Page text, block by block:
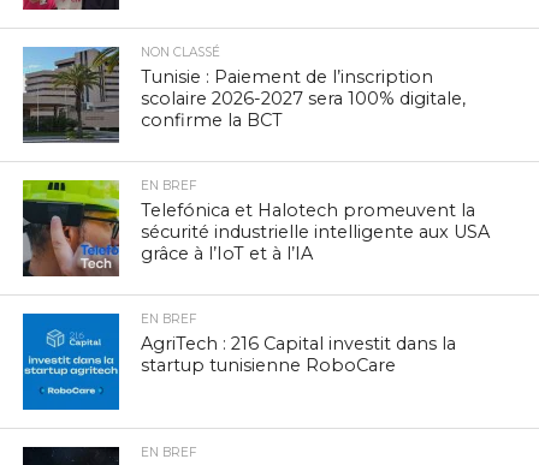
NON CLASSÉ
Tunisie : Paiement de l’inscription
scolaire 2026-2027 sera 100% digitale,
confirme la BCT
EN BREF
Telefónica et Halotech promeuvent la
sécurité industrielle intelligente aux USA
grâce à l’IoT et à l’IA
EN BREF
AgriTech : 216 Capital investit dans la
startup tunisienne RoboCare
EN BREF